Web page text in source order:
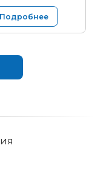
Подробнее